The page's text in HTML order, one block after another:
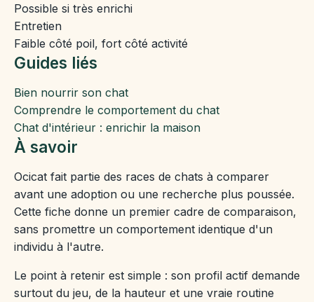
Possible si très enrichi
Entretien
Faible côté poil, fort côté activité
Guides liés
Bien nourrir son chat
Comprendre le comportement du chat
Chat d'intérieur : enrichir la maison
À savoir
Ocicat fait partie des races de chats à comparer
avant une adoption ou une recherche plus poussée.
Cette fiche donne un premier cadre de comparaison,
sans promettre un comportement identique d'un
individu à l'autre.
Le point à retenir est simple : son profil actif demande
surtout du jeu, de la hauteur et une vraie routine